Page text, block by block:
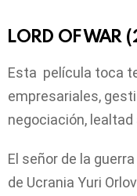
LORD OF WAR
Esta película toca
empresariales,
negociación,
El señor de la
de Ucrania Yuri